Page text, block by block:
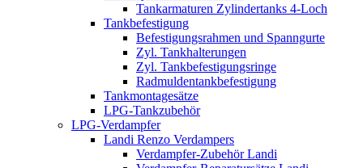
Tankarmaturen Zylindertanks 4-Loch
Tankbefestigung
Befestigungsrahmen und Spanngurte
Zyl. Tankhalterungen
Zyl. Tankbefestigungsringe
Radmuldentankbefestigung
Tankmontagesätze
LPG-Tankzubehör
LPG-Verdampfer
Landi Renzo Verdampers
Verdampfer-Zubehör Landi